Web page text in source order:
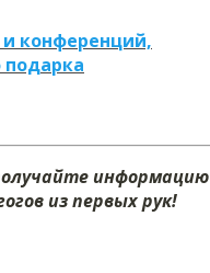
и конференций,
подарка
информацию
из первых рук!